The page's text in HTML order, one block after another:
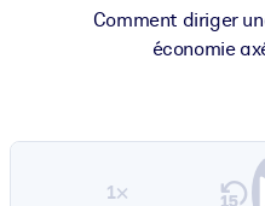
Alimentez vos systèmes
structurées pour améliorer
Comment diriger
économie
1×